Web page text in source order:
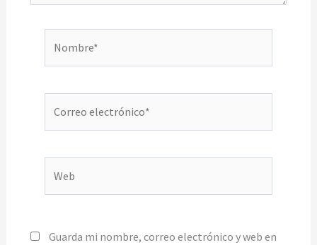
Guarda mi nombre, correo electrónico y web en